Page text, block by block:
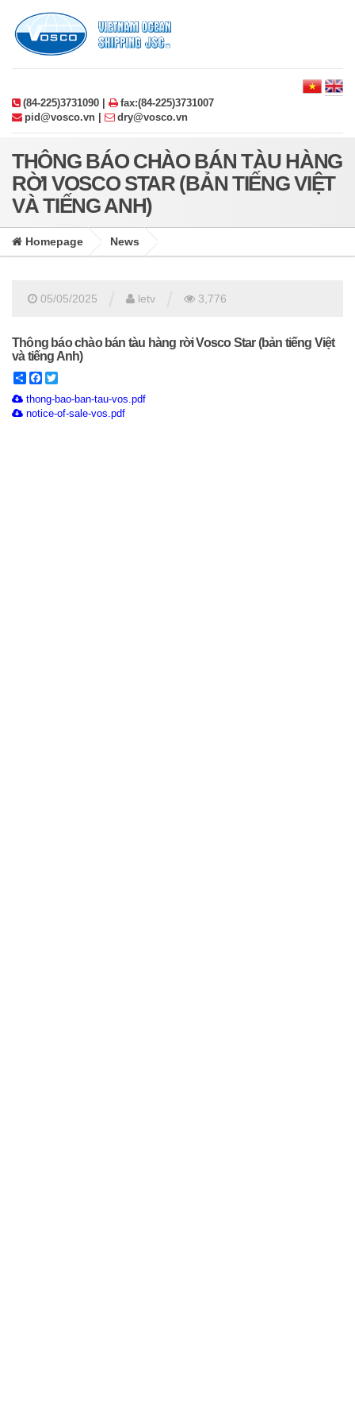
(84-225)3731090 |
fax:(84-225)3731007
pid@vosco.vn |
dry@vosco.vn
THÔNG BÁO CHÀO BÁN TÀU HÀNG
RỜI VOSCO STAR (BẢN TIẾNG VIỆT
VÀ TIẾNG ANH)
Homepage News
05/05/2025 letv 3,776
Thông báo chào bán tàu hàng rời Vosco Star (bản tiếng Việt
và tiếng Anh)
ShareFacebook
thong-bao-ban-tau-vos.pdf
notice-of-sale-vos.pdf